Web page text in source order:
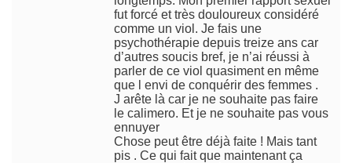
fut forcé et très douloureux considéré
comme un viol. Je fais une
psychothérapie depuis treize ans car
d’autres soucis bref, je n’ai réussi à
parler de ce viol quasiment en même
que l envi de conquérir des femmes .
J arête là car je ne souhaite pas faire
le calimero. Et je ne souhaite pas vous
ennuyer
Chose peut être déjà faite ! Mais tant
pis . Ce qui fait que maintenant ça